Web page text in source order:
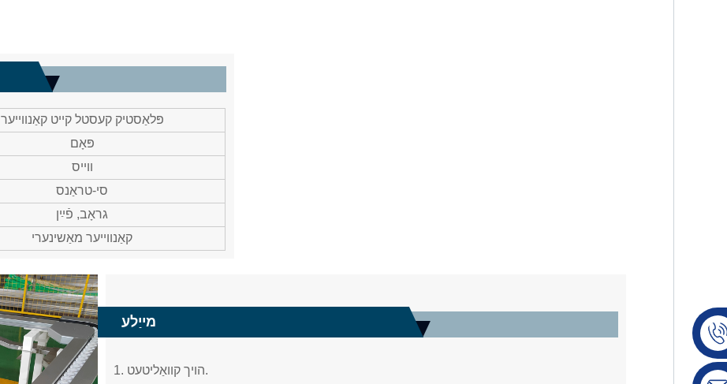
פּלאַסטיק קעסטל קייט קאַנווייער
פּאָם
ווייס
סי-טראַנס
גראָב, פֿײַן
קאַנווייער מאַשינערי
מייַלע
1. הויך קוואַליטעט.